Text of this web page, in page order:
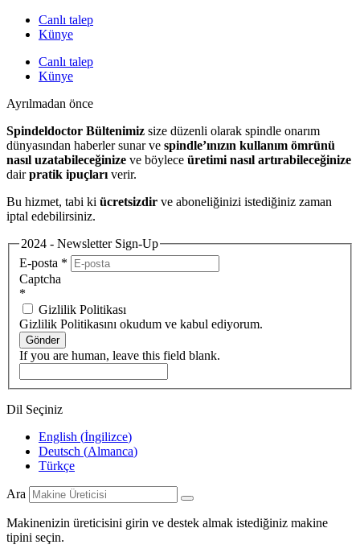
Canlı talep
Künye
Canlı talep
Künye
Ayrılmadan önce
Spindeldoctor Bültenimiz size düzenli olarak spindle onarım
dünyasından haberler sunar ve spindle’ınızın kullanım ömrünü
nasıl uzatabileceğinize ve böylece üretimi nasıl artırabileceğinize
dairpratik ipuçları verir.
Bu hizmet, tabi ki ücretsizdir ve aboneliğinizi istediğiniz zaman
iptal edebilirsiniz.
2024 - Newsletter Sign-Up
E-posta *
Captcha
*
Gizlilik Politikası
Gizlilik Politikasını okudum ve kabul ediyorum.
Gönder
If you are human, leave this field blank.
Dil Seçiniz
English (İngilizce)
Deutsch (Almanca)
Türkçe
Ara
Makinenizin üreticisini girin ve destek almak istediğiniz makine
tipini seçin.